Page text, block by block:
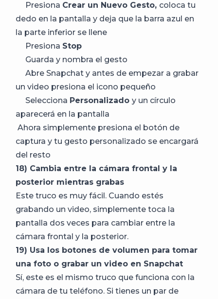
Presiona Crear un Nuevo Gesto, coloca tu
dedo en la pantalla y deja que la barra azul en
la parte inferior se llene
Presiona Stop
Guarda y nombra el gesto
Abre Snapchat y antes de empezar a grabar
un video presiona el icono pequeño
Selecciona Personalizado y un círculo
aparecerá en la pantalla
Ahora simplemente presiona el botón de
captura y tu gesto personalizado se encargará
del resto
18) Cambia entre la cámara frontal y la
posterior mientras grabas
Este truco es muy fácil. Cuando estés
grabando un video, simplemente toca la
pantalla dos veces para cambiar entre la
cámara frontal y la posterior.
19) Usa los botones de volumen para tomar
una foto o grabar un video en Snapchat
Sí, este es el mismo truco que funciona con la
cámara de tu teléfono. Si tienes un par de